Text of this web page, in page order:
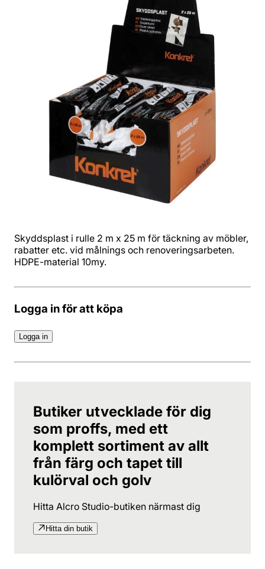
Skyddsplast i rulle 2 m x 25 m för täckning av möbler,
rabatter etc. vid målnings och renoveringsarbeten.
HDPE-material 10my.
Logga in för att köpa
Logga in
Butiker utvecklade för dig
som proffs, med ett
komplett sortiment av allt
från färg och tapet till
kulörval och golv
Hitta Alcro Studio-butiken närmast dig
Hitta din butik